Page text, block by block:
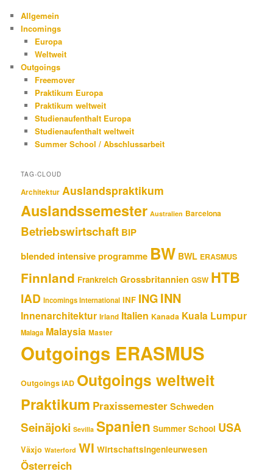
Allgemein
Incomings
Europa
Weltweit
Outgoings
Freemover
Praktikum Europa
Praktikum weltweit
Studienaufenthalt Europa
Studienaufenthalt weltweit
Summer School / Abschlussarbeit
TAG-CLOUD
Architektur Auslandspraktikum
Auslandssemester Australien Barcelona
Betriebswirtschaft BIP
blended intensive programme BW BWL ERASMUS
Finnland Frankreich Grossbritannien GSW HTB
IAD Incomings International INF INGINN
Innenarchitektur Irland Italien Kanada Kuala Lumpur
Malaga Malaysia Master
Outgoings ERASMUS
Outgoings IAD Outgoings weltweit
Praktikum PraxissemesterSchweden
Seinäjoki Sevilla Spanien Summer School USA
Växjo Waterford WI Wirtschaftsingenieurwesen
Österreich